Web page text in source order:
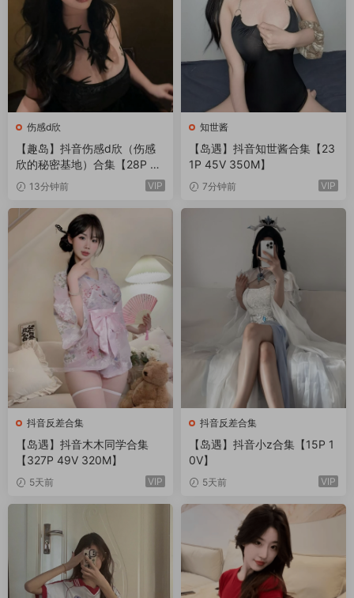
伤感d欣
【趣岛】抖音伤感d欣（伤感
欣的秘密基地）合集【28P 24
V】13分钟前 VIP
知世酱
【岛遇】抖音知世酱合集【23
1P 45V 350M】
7分钟前 VIP
抖音反差合集
【岛遇】抖音木木同学合集
【327P 49V 320M】
5天前 VIP
抖音反差合集
【岛遇】抖音小z合集【15P 1
0V】
5天前 VIP